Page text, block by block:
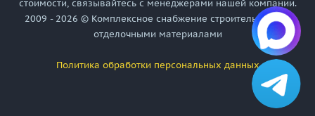
стоимости, связывайтесь с менеджерами нашей компании.
2009 - 2026 © Комплексное снабжение строительными и
отделочными материалами
Политика обработки персональных данных